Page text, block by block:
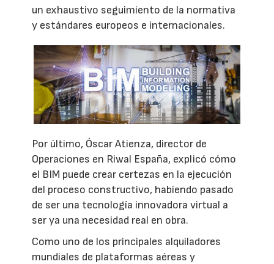
un exhaustivo seguimiento de la normativa
y estándares europeos e internacionales.
Por último, Óscar Atienza, director de
Operaciones en Riwal España, explicó cómo
el BIM puede crear certezas en la ejecución
del proceso constructivo, habiendo pasado
de ser una tecnología innovadora virtual a
ser ya una necesidad real en obra.
Como uno de los principales alquiladores
mundiales de plataformas aéreas y